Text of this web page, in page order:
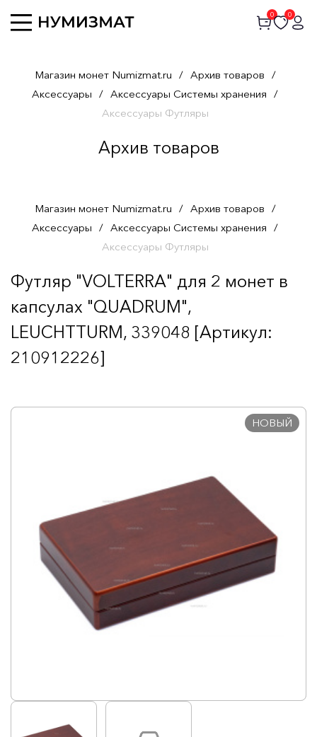
0 0
Магазин монет Numizmat.ru / Архив товаров /
Аксессуары / Аксессуары Системы хранения /
Аксессуары Футляры
Архив товаров
Магазин монет Numizmat.ru / Архив товаров /
Аксессуары / Аксессуары Системы хранения /
Аксессуары Футляры
Футляр "VOLTERRA" для 2 монет в
капсулах "QUADRUM",
LEUCHTTURM, 339048 [Артикул:
210912226]
НОВЫЙ